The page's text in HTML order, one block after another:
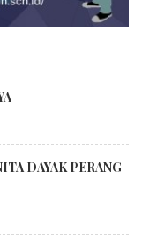
DAYAK PERANG